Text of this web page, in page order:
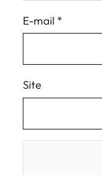
E-mail *
Site